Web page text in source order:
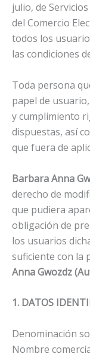
julio, de
del Comercio
todos los
las condiciones
Toda persona
papel de
y cumplimiento
dispuestas, así
que fuera de
Barbara Anna
derecho de
que pudiera
obligación de
los usuarios
suficiente con la
Anna Gwozdz
1. DATOS
Denominación
Nombre